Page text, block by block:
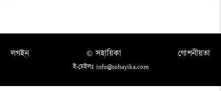
লগইন গোপনীয়তা
© সহায়িকা
ই-মেইলঃ info@sohayika.com